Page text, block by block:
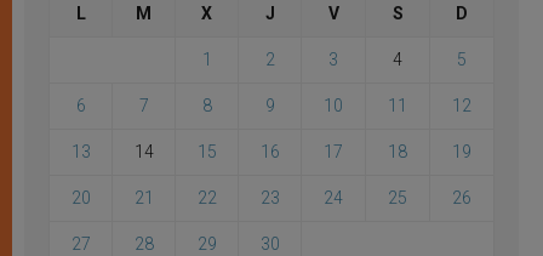
L M X J V S D
1 2 3 4 5
6 7 8 9 10 11 12
13 14 15 16 17 18 19
20 21 22 23 24 25 26
27 28 29 30